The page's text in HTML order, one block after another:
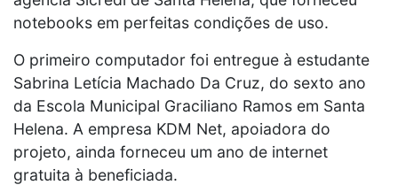
notebooks em perfeitas condições de uso.
O primeiro computador foi entregue à estudante
Sabrina Letícia Machado Da Cruz, do sexto ano
da Escola Municipal Graciliano Ramos em Santa
Helena. A empresa KDM Net, apoiadora do
projeto, ainda forneceu um ano de internet
gratuita à beneficiada.